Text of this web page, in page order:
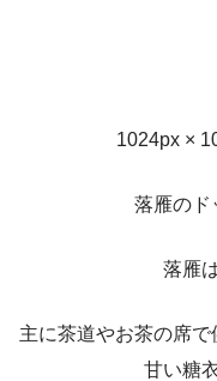
1024px ×
落雁のド
落雁
主に茶道やお茶の席で
甘い糖